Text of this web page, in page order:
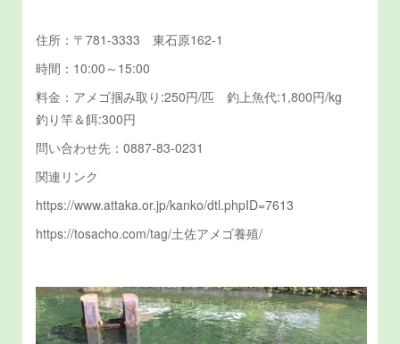
住所：〒781-3333 東石原162-1
時間：10:00～15:00
料金：アメゴ掴み取り:250円/匹 釣上魚代:1,800円/kg
釣り竿＆餌:300円
問い合わせ先：0887-83-0231
関連リンク
https://www.attaka.or.jp/kanko/dtl.phpID=7613
https://tosacho.com/tag/土佐アメゴ養殖/